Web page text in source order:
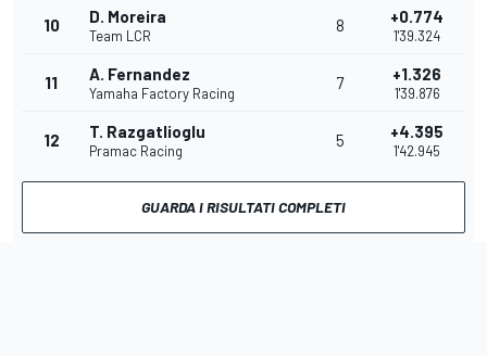
10 D. Moreira
Team LCR
8 +0.774
1'39.324
11 A. Fernandez
Yamaha Factory Racing
7 +1.326
1'39.876
12 T. Razgatlioglu
Pramac Racing
5 +4.395
1'42.945
GUARDA I RISULTATI COMPLETI